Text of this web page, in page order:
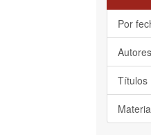
Por
Autores
Títulos